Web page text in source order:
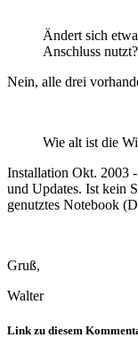
Ändert sich
Anschluss nutzt?
Nein, alle drei
Wie alt ist die
Installation Okt. 2003
und Updates. Ist kein
genutztes Notebook
Gruß,
Walter
Link zu diesem